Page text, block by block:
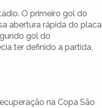
O primeiro gol do
abertura rápida do
gol do
ter definido a partida,
na Copa São